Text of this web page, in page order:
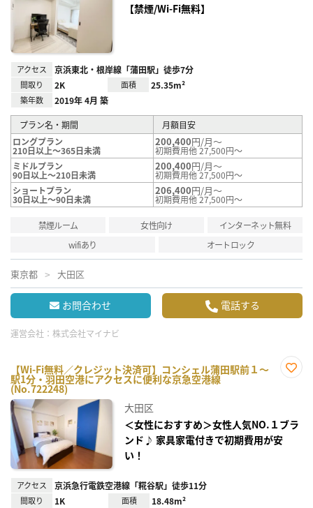
【禁煙/Wi-Fi無料】
アクセス 京浜東北・根岸線「蒲田駅」徒歩7分
間取り 2K 面積 25.35m²
築年数 2019年 4月 築
プラン名・期間
月額目安
ロングプラン
210日以上～365日未満
200,400円/月～
初期費用他 27,500円～
ミドルプラン
90日以上～210日未満
200,400円/月～
初期費用他 27,500円～
ショートプラン
30日以上～90日未満
206,400円/月～
初期費用他 27,500円～
禁煙ルーム 女性向け
インターネット無料
wifiあり
オートロック
東京都 大田区
お問合わせ 電話する
運営会社： 株式会社マイナビ
【Wi-Fi無料／クレジット決済可】コンシェル蒲田駅前１～
駅1分・羽田空港にアクセスに便利な京急空港線
(No.722248)
大田区
＜女性におすすめ＞女性人気NO.１ブラ
ンド♪ 家具家電付きで初期費用が安
い！
アクセス 京浜急行電鉄空港線「糀谷駅」徒歩11分
間取り 1K 面積 18.48m²